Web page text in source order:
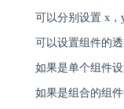
可以分别设置 x，
可以设置组件的
如果是单个组件
如果是组合的组